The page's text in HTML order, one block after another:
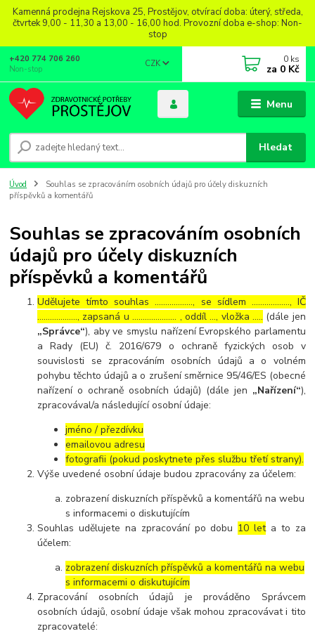
Kamenná prodejna Rejskova 25, Prostějov, otvírací doba: úterý, středa,
čtvrtek 9,00 - 11,30 a 13,00 - 16,00 hod. Provozní doba e-shop: Non-
stop
Menu
CZK
Hledat
+420 774 706 260
Non-stop
0 ks
za 0 Kč
Úvod
Souhlas se zpracováním osobních údajů pro účely diskuzních
příspěvků a komentářů
Souhlas se zpracováním osobních
údajů pro účely diskuzních
příspěvků a komentářů
Udělujete tímto souhlas ……………..., se sídlem ………………, IČ
………………., zapsaná u ………………… , oddíl …, vložka ….. (dále jen
„Správce“), aby ve smyslu nařízení Evropského parlamentu
a Rady (EU) č. 2016/679 o ochraně fyzických osob v
souvislosti se zpracováním osobních údajů a o volném
pohybu těchto údajů a o zrušení směrnice 95/46/ES (obecné
nařízení o ochraně osobních údajů) (dále jen „Nařízení“),
zpracovával/a následující osobní údaje:
jméno / přezdívku
emailovou adresu
fotografii (pokud poskytnete přes službu třetí strany).
Výše uvedené osobní údaje budou zpracovány za účelem:
zobrazení diskuzních příspěvků a komentářů na webu
s informacemi o diskutujícím
Souhlas udělujete na zpracování po dobu 10 leta to za
účelem:
zobrazení diskuzních příspěvků a komentářů na webu
s informacemi o diskutujícím
Zpracování osobních údajů je prováděno Správcem
osobních údajů, osobní údaje však mohou zpracovávat i tito
zpracovatelé: